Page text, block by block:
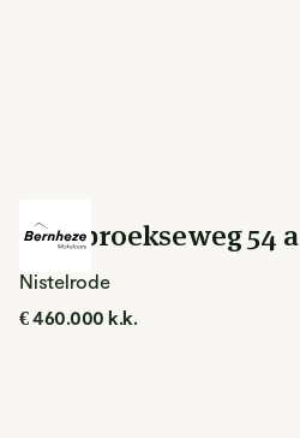
Loosbroekseweg 54 a
Nistelrode
€ 460.000 k.k.